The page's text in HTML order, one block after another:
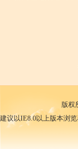
版权
建议以IE8.0以上版本浏